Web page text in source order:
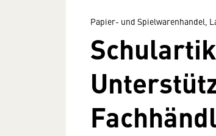
Papier- und Spielwarenhandel,